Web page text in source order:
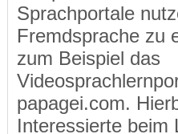
Sprachportale
Fremdsprache zu
zum Beispiel das
papagei.com.
Interessierte beim